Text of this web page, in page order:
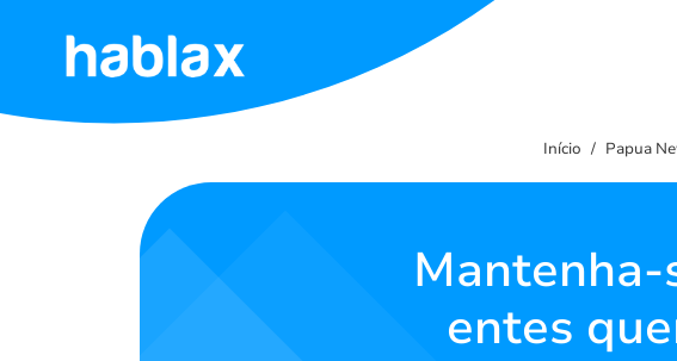
Início
Início Papua
Mantenha-
entes